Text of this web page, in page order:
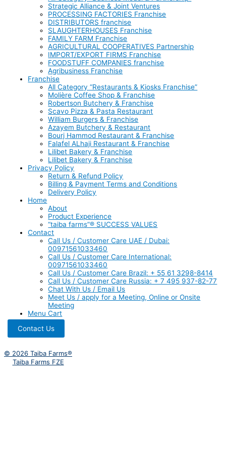
Strategic Alliance & Joint Ventures
PROCESSING FACTORIES Franchise
DISTRIBUTORS franchise
SLAUGHTERHOUSES Franchise
FAMILY FARM Franchise
AGRICULTURAL COOPERATIVES Partnership
IMPORT/EXPORT FIRMS Franchise
FOODSTUFF COMPANIES franchise
Agribusiness Franchise
Franchise
All Category “Restaurants & Kiosks Franchise”
Molière Coffee Shop & Franchise
Robertson Butchery & Franchise
Scavo Pizza & Pasta Restaurant
William Burgers & Franchise
Azayem Butchery & Restaurant
Bourj Hammod Restaurant & Franchise
Falafel ALhaji Restaurant & Franchise
Lilibet Bakery & Franchise
Lilibet Bakery & Franchise
Privacy Policy
Return & Refund Policy
Billing & Payment Terms and Conditions
Delivery Policy
Home
About
Product Experience
“taiba farms”® SUCCESS VALUES
Contact
Call Us / Customer Care UAE / Dubai:
00971561033460
Call Us / Customer Care International:
00971561033460
Call Us / Customer Care Brazil: + 55 61 3298-8414
Call Us / Customer Care Russia: + 7 495 937-82-77
Chat With Us / Email Us
Meet Us / apply for a Meeting, Online or Onsite
Meeting
Menu Cart
Contact Us
© 2026 Taiba Farms®
Taiba Farms FZE